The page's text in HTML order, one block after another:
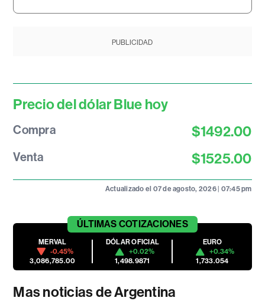
PUBLICIDAD
Precio del dólar Blue hoy
Compra $1492.00
Venta $1525.00
Actualizado el 07 de agosto, 2026 | 07:45 pm
ÚLTIMAS COTIZACIONES
MERVAL
-0.45%
3,086,785.00
DÓLAR OFICIAL
+0.02%
1,498.9871
EURO
+0.34%
1,733.054
Mas noticias de Argentina